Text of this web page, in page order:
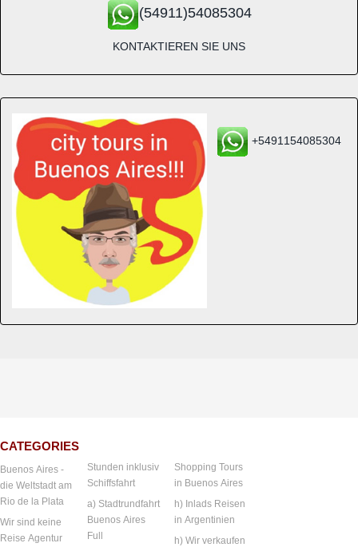
(54911)54085304
KONTAKTIEREN SIE UNS
+5491154085304
CATEGORIES
Buenos Aires -
die Weltstadt am
Rio de la Plata
Wir sind keine
Reise Agentur
Stunden inklusiv
Schiffsfahrt
a) Stadtrundfahrt
Buenos Aires
Full
Shopping Tours
in Buenos Aires
h) Inlads Reisen
in Argentinien
h) Wir verkaufen